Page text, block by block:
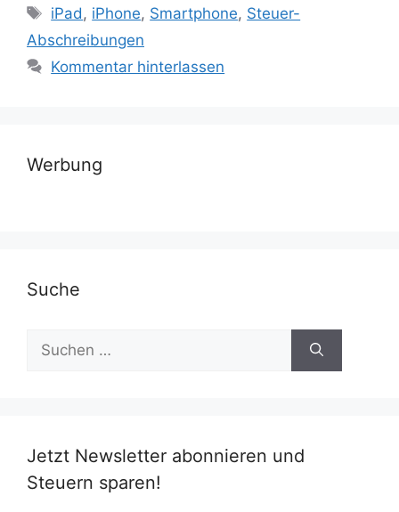
Schlagwörter
iPad, iPhone, Smartphone, Steuer-
Abschreibungen
Kommentar hinterlassen
Werbung
Suche
Suchen
nach:
Jetzt Newsletter abonnieren und
Steuern sparen!